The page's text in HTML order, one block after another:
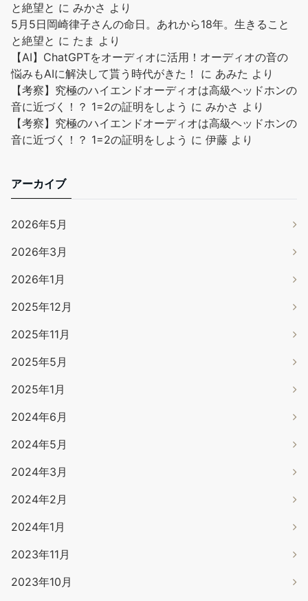
と絶望と に みかさ より
5月5日岡崎律子さんの命日。あれから18年。生きること
と絶望と に たま より
【AI】ChatGPTをオーディオに活用！オーディオの音の
悩みもAIに解決して貰う時代がきた！
に あみた より
【考察】究極のハイエンドオーディオは高級ヘッドホンの
音に近づく！？ 1=2の証明をしよう に みかさ より
【考察】究極のハイエンドオーディオは高級ヘッドホンの
音に近づく！？ 1=2の証明をしよう に 伊藤 より
アーカイブ
2026年5月
2026年3月
2026年1月
2025年12月
2025年11月
2025年5月
2025年1月
2024年6月
2024年5月
2024年3月
2024年2月
2024年1月
2023年11月
2023年10月